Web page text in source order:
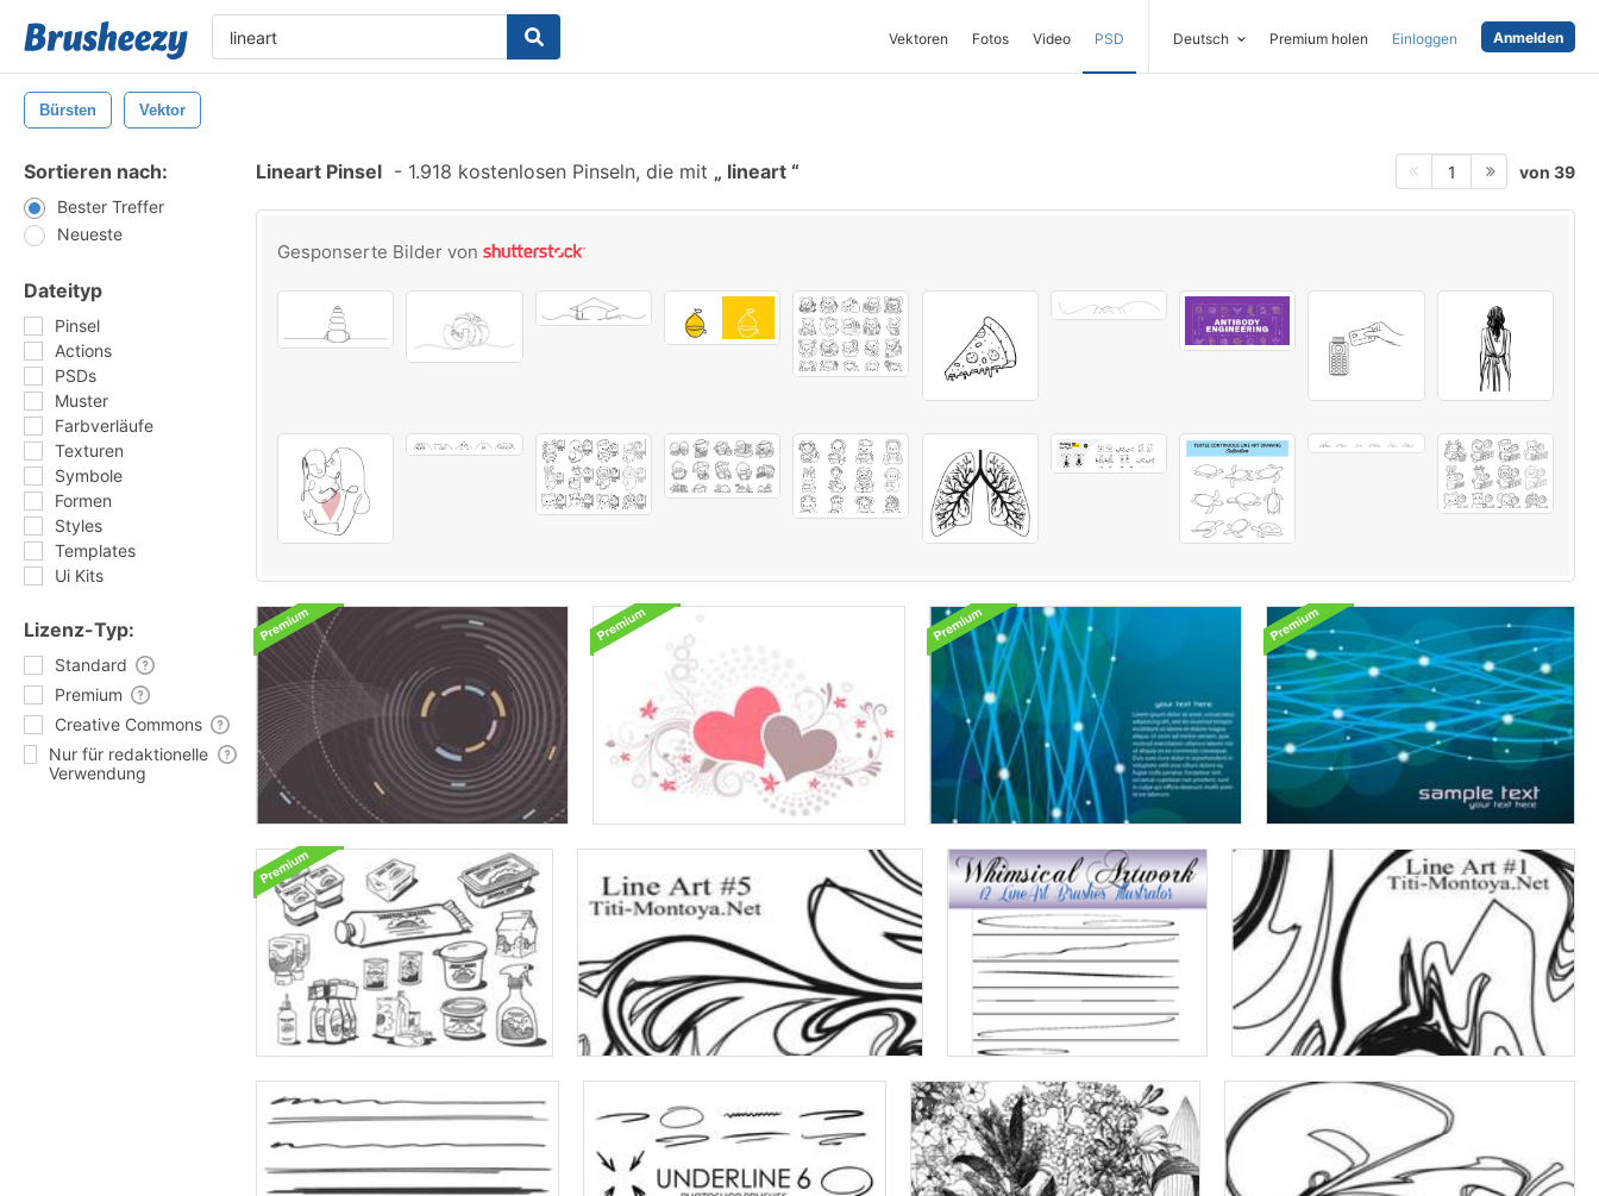
Vektoren Fotos Video PSD Deutsch Premium holen Einloggen Anmelden
Bürsten Vektor
Sortieren nach:
Bester Treffer
Neueste
Dateityp
Pinsel
Actions
PSDs
Muster
Farbverläufe
Texturen
Symbole
Formen
Styles
Templates
Ui Kits
Lizenz-Typ:
Standard
Premium
Creative Commons
Nur für redaktionelle
Verwendung
Lineart Pinsel - 1.918 kostenlosen Pinseln, die mit lineart 1 von 39
Gesponserte Bilder von